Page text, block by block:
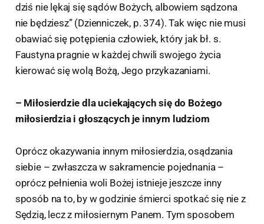
dziś nie lękaj się sądów Bożych, albowiem sądzona
nie będziesz” (Dzienniczek, p. 374). Tak więc nie musi
obawiać się potępienia człowiek, który jak bł. s.
Faustyna pragnie w każdej chwili swojego życia
kierować się wolą Bożą, Jego przykazaniami.
– Miłosierdzie dla uciekających się do Bożego
miłosierdzia i głoszących je innym ludziom
Oprócz okazywania innym miłosierdzia, osądzania
siebie – zwłaszcza w sakramencie pojednania –
oprócz pełnienia woli Bożej istnieje jeszcze inny
sposób na to, by w godzinie śmierci spotkać się nie z
Sędzią, lecz z miłosiernym Panem. Tym sposobem